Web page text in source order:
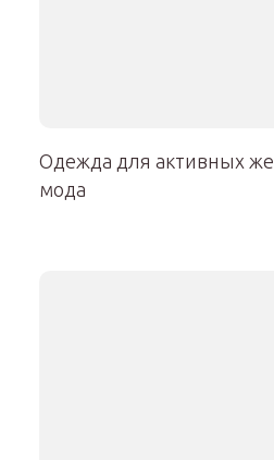
Одежда для активных
мода